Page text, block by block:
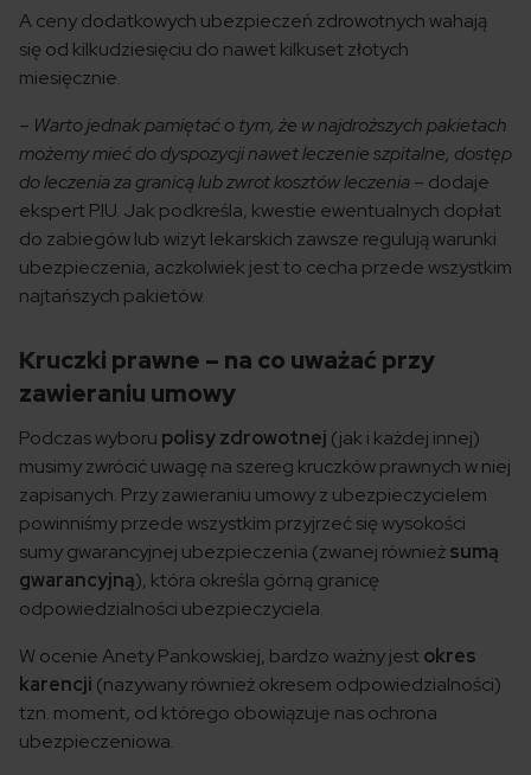
A ceny dodatkowych ubezpieczeń zdrowotnych wahają
się od kilkudziesięciu do nawet kilkuset złotych
miesięcznie.
– Warto jednak pamiętać o tym, że w najdroższych pakietach
możemy mieć do dyspozycji nawet leczenie szpitalne, dostęp
do leczenia za granicą lub zwrot kosztów leczenia– dodaje
ekspert PIU. Jak podkreśla, kwestie ewentualnych dopłat
do zabiegów lub wizyt lekarskich zawsze regulują warunki
ubezpieczenia, aczkolwiek jest to cecha przede wszystkim
najtańszych pakietów.
Kruczki prawne – na co uważać przy
zawieraniu umowy
Podczas wyboru polisy zdrowotnej (jak i każdej innej)
musimy zwrócić uwagę na szereg kruczków prawnych w niej
zapisanych. Przy zawieraniu umowy z ubezpieczycielem
powinniśmy przede wszystkim przyjrzeć się wysokości
sumy gwarancyjnej ubezpieczenia (zwanej równieżsumą
gwarancyjną), która określa górną granicę
odpowiedzialności ubezpieczyciela.
W ocenie Anety Pankowskiej, bardzo ważny jest okres
karencji (nazywany również okresem odpowiedzialności)
tzn. moment, od którego obowiązuje nas ochrona
ubezpieczeniowa.